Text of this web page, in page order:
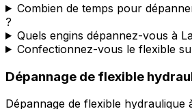
Combien de temps pour
?
Quels engins dépannez-vous à
Confectionnez-vous le flexible
Dépannage de flexible
Dépannage de flexible hydraulique